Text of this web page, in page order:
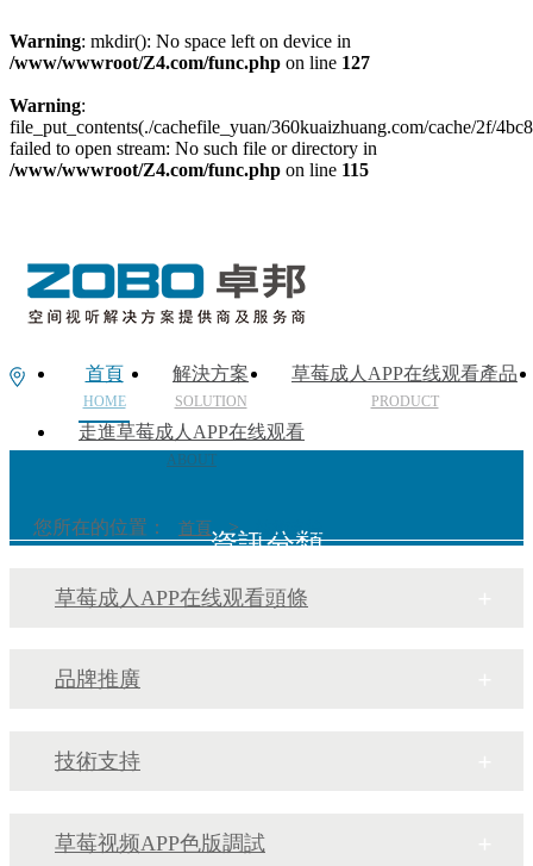
Warning: mkdir(): No space left on device in
/www/wwwroot/Z4.com/func.php on line 127
Warning:
file_put_contents(./cachefile_yuan/360kuaizhuang.com/cache/2f/
failed to open stream: No such file or directory in
/www/wwwroot/Z4.com/func.php on line 115
首頁
HOME
解決方案
SOLUTION
草莓成人APP在线观看產品
PRODUCT
走進草莓成人APP在线观看
ABOUT
您所在的位置： 首頁 > 技術支持
資訊分類
草莓成人APP在线观看頭條
品牌推廣
技術支持
草莓视频APP色版調試